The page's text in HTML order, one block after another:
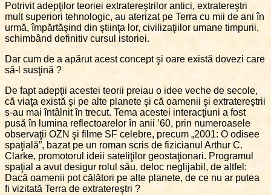
Potrivit adepţilor teoriei extratereştrilor antici, extratereştri
mult superiori tehnologic, au aterizat pe Terra cu mii de ani în
urmă, împărtăşind din ştiinţa lor, civilizaţiilor umane timpurii,
schimbând definitiv cursul istoriei.
Dar cum de a apărut acest concept şi oare există dovezi care
să-l susţină ?
De fapt adepţii acestei teorii preiau o idee veche de secole,
că viaţa există şi pe alte planete şi că oamenii şi extratereştrii
s-au mai întâlnit în trecut. Tema acestei interacţiuni a fost
pusă în lumina reflectoarelor în anii ’60, prin numeroasele
observaţii OZN şi filme SF celebre, precum „2001: O odisee
spaţială”, bazat pe un roman scris de fizicianul Arthur C.
Clarke, promotorul ideii sateliţilor geostaţionari. Programul
spaţial a avut desigur rolul său, deloc neglijabil, de altfel:
Dacă oamenii pot călători pe alte planete, de ce nu ar putea
fi vizitată Terra de extratereştri ?